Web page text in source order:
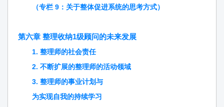
（专栏 9：关于整体促进系统的思考方式）
第六章 整理收纳1级顾问的未来发展
1. 整理师的社会责任
2. 不断扩展的整理师的活动领域
3. 整理师的事业计划与
为实现自我的持续学习